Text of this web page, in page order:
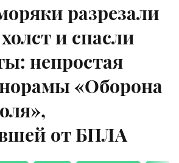
разрезали
и спасли
непростая
«Оборона
от БПЛА